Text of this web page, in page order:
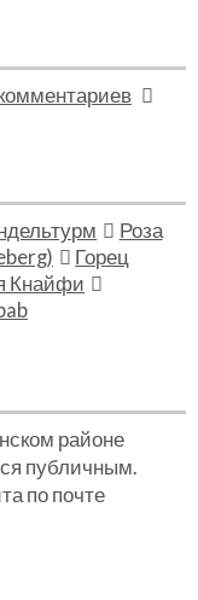
Роза
Горец
Кнайфи
районе
публичным.
по почте